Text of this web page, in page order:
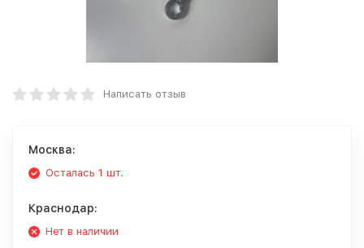
Написать отзыв
Москва:
Осталась 1 шт.
Краснодар:
Нет в наличии